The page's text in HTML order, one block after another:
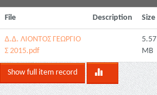
File Description Size
Δ.Δ. ΛΙΟΝΤΟΣ ΓΕΩΡΓΙΟ
Σ 2015.pdf
5.57
MB
Show full item record